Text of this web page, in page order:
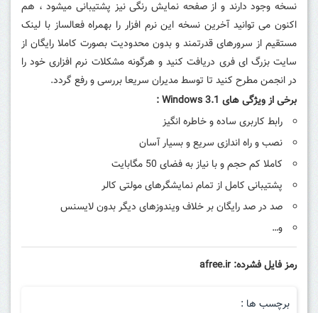
نسخه وجود دارند و از صفحه نمایش رنگی نیز پشتیبانی میشود ، هم
اکنون می توانید آخرین نسخه این نرم افزار را بهمراه فعالساز با لینک
مستقیم از سرورهای قدرتمند و بدون محدودیت بصورت کاملا رایگان از
سایت بزرگ ای فری دریافت کنید و هرگونه مشکلات نرم افزاری خود را
در انجمن مطرح کنید تا توسط مدیران سریعا بررسی و رفع گردد.
برخی از ویژگی های Windows 3.1 :
رابط کاربری ساده و خاطره انگیز
نصب و راه اندازی سریع و بسیار آسان
کاملا کم حجم و با نیاز به فضای 50 مگابایت
پشتیبانی کامل از تمام نمایشگرهای مولتی کالر
صد در صد رایگان بر خلاف ویندوزهای دیگر بدون لایسنس
و…
رمز فایل فشرده: afree.ir
برچسب ها :